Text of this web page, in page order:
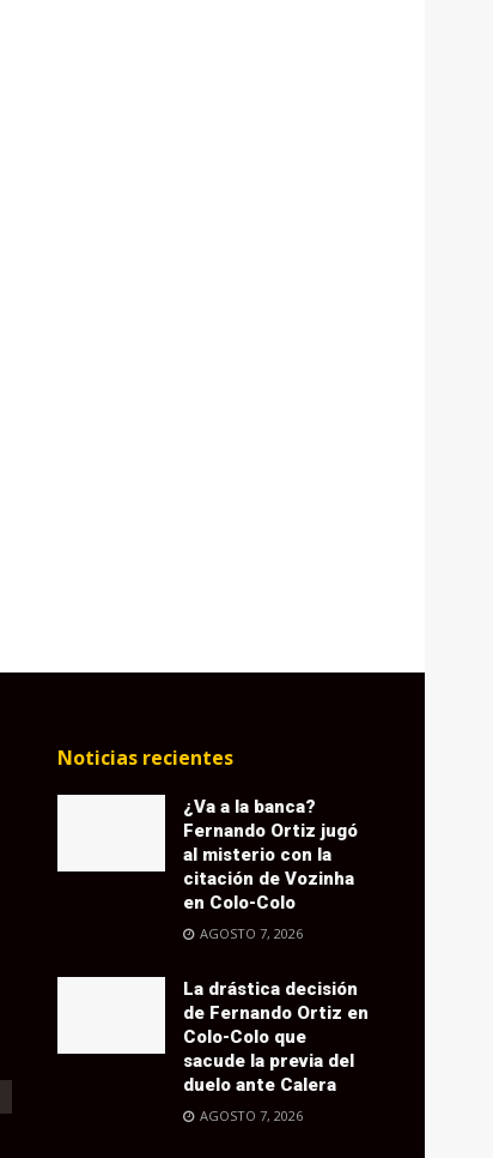
Noticias recientes
¿Va a la banca?
Fernando Ortiz jugó
al misterio con la
citación de Vozinha
en Colo-Colo
AGOSTO 7, 2026
La drástica decisión
de Fernando Ortiz en
Colo-Colo que
sacude la previa del
duelo ante Calera
AGOSTO 7, 2026